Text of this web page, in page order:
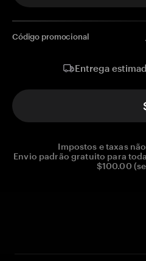
Código promocional
Entrega
Impostos e taxas
Envio padrão gratuito para
$100.00